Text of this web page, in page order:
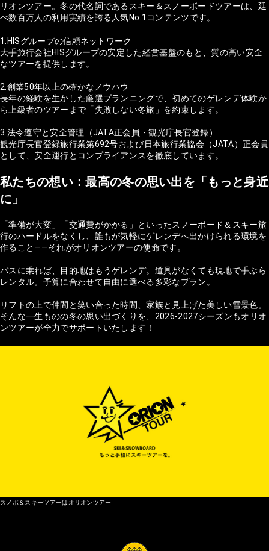
リオンツアー。冬の代名詞であるスキー＆スノーボードツアーは、延
べ数百万人の利用実績を誇る人気No.1コンテンツです。
1.HISグループの信頼ネットワーク
大手旅行会社HISグループの安定した経営基盤のもと、質の高い安全
なツアーを提供します。
2.創業50年以上の確かなノウハウ
長年の経験を生かした厳選プランニングで、初めてのゲレンデ体験か
ら上級者のツアーまで「失敗しない冬旅」を約束します。
3.法令遵守と安全管理（JATA正会員・観光庁長官登録）
観光庁長官登録旅行業第692号および日本旅行業協会（JATA）正会員
として、安全運行とコンプライアンスを徹底しています。
私たちの想い：最高の冬の思い出を「もっと身近
に」
「準備が大変」「交通費がかかる」といったスノーボード＆スキー旅
行のハードルをなくし、誰もが気軽にゲレンデへ出かけられる環境を
作ること——それがオリオンツアーの使命です。
バスに乗れば、目的地はもうゲレンデ。道具がなくても現地で手ぶら
レンタル。予算に合わせて自由に選べる多彩なプラン。
リフトの上で仲間と笑い合った時間、家族と見上げた美しい雪景色。
そんな一生ものの冬の思い出づくりを、2026-2027シーズンもオリオ
ンツアーが全力でサポートいたします！
スノボ＆スキーツアーはオリオンツアー